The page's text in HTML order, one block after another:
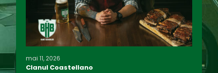
mai 11, 2026
Clanul Coastellano